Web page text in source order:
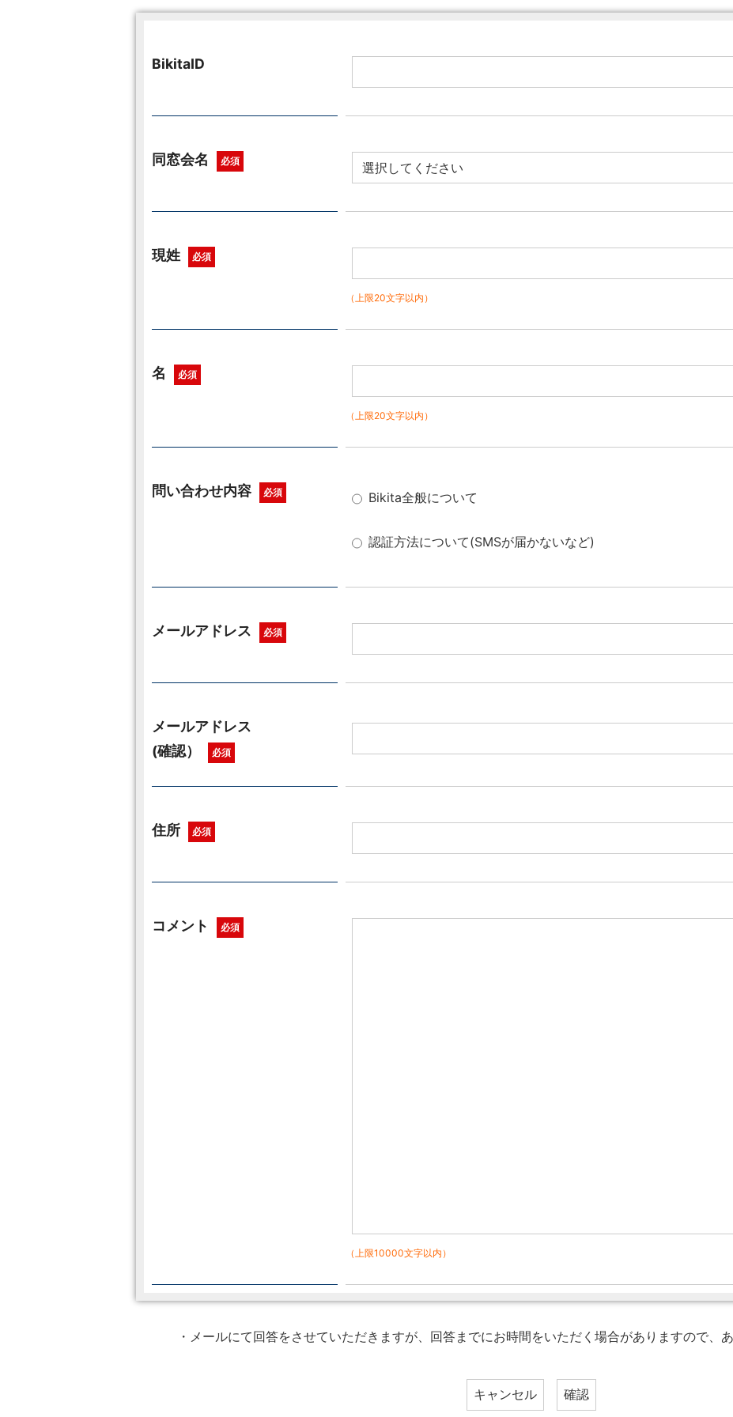
BikitaID
同窓会名 必須
現姓 必須
（上限20文字以内）
名 必須
（上限20文字以内）
問い合わせ内容 必須 Bikita全般について
認証方法について(SMSが届かないなど)
メールアドレス 必須
メールアドレス
(確認）
必須
住所 必須
コメント 必須
（上限10000文字以内）
・メールにて回答をさせていただきますが、回答までにお時間をいただく場合がありますので、